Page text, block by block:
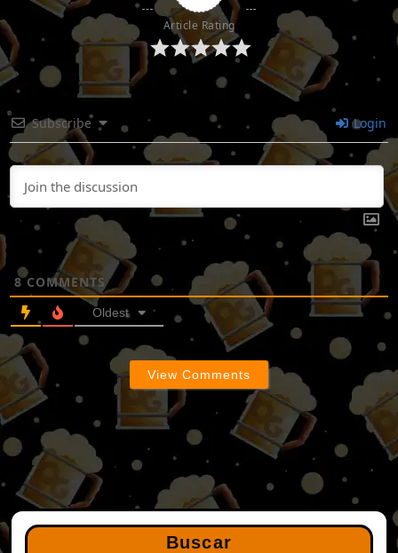
Article Rating
Subscribe Login
8COMMENTS
Oldest
View Comments
Buscar